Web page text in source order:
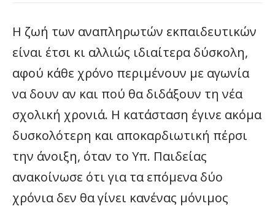
Η ζωή των αναπληρωτών εκπαιδευτικών
είναι έτσι κι αλλιώς ιδιαίτερα δύσκολη,
αφού κάθε χρόνο περιμένουν με αγωνία
να δουν αν και πού θα διδάξουν τη νέα
σχολική χρονιά. Η κατάσταση έγινε ακόμα
δυσκολότερη και αποκαρδιωτική πέρσι
την άνοιξη, όταν το Υπ. Παιδείας
ανακοίνωσε ότι για τα επόμενα δύο
χρόνια δεν θα γίνει κανένας μόνιμος